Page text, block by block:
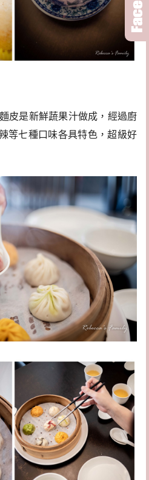
皮是新鮮蔬果汁做成，經過廚
等七種口味各具特色，超級好